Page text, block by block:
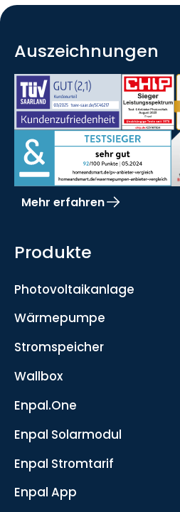
Auszeichnungen
Mehr erfahren
Produkte
Photovoltaikanlage
Wärmepumpe
Stromspeicher
Wallbox
Enpal.One
Enpal Solarmodul
Enpal Stromtarif
Enpal App